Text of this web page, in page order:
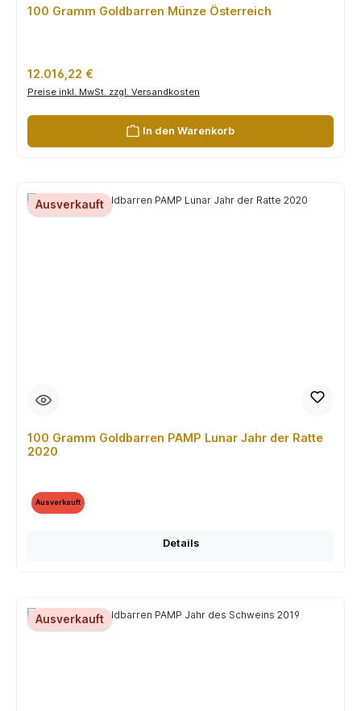
100 Gramm Goldbarren Münze Österreich
Regulärer Preis:
12.016,22 €
Preise inkl. MwSt. zzgl. Versandkosten
In den Warenkorb
Ausverkauft
100 Gramm Goldbarren PAMP Lunar Jahr der Ratte
2020
Ausverkauft
Details
Ausverkauft